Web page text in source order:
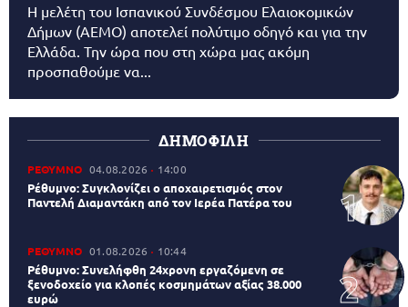
Η μελέτη του Ισπανικού Συνδέσμου Ελαιοκομικών
Δήμων (AEMO) αποτελεί πολύτιμο οδηγό και για την
Ελλάδα. Την ώρα που στη χώρα μας ακόμη
προσπαθούμε να...
ΔΗΜΟΦΙΛΗ
ΡΕΘΥΜΝΟ 04.08.2026 14:00
Ρέθυμνο: Συγκλονίζει ο αποχαιρετισμός στον
Παντελή Διαμαντάκη από τον Ιερέα Πατέρα του
ΡΕΘΥΜΝΟ 01.08.2026 10:44
Ρέθυμνο: Συνελήφθη 24χρονη εργαζόμενη σε
ξενοδοχείο για κλοπές κοσμημάτων αξίας 38.000
ευρώ